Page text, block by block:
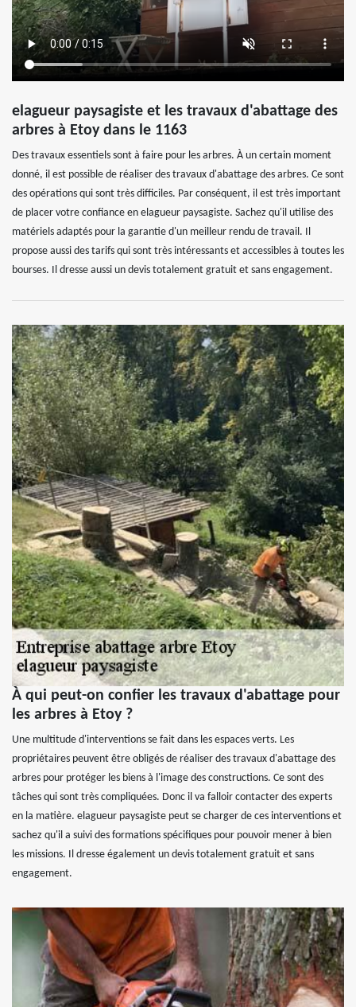
elagueur paysagiste et les travaux d'abattage des
arbres à Etoy dans le 1163
Des travaux essentiels sont à faire pour les arbres. À un certain moment
donné, il est possible de réaliser des travaux d'abattage des arbres. Ce sont
des opérations qui sont très difficiles. Par conséquent, il est très important
de placer votre confiance en elagueur paysagiste. Sachez qu'il utilise des
matériels adaptés pour la garantie d'un meilleur rendu de travail. Il
propose aussi des tarifs qui sont très intéressants et accessibles à toutes les
bourses. Il dresse aussi un devis totalement gratuit et sans engagement.
À qui peut-on confier les travaux d'abattage pour
les arbres à Etoy ?
Une multitude d'interventions se fait dans les espaces verts. Les
propriétaires peuvent être obligés de réaliser des travaux d'abattage des
arbres pour protéger les biens à l'image des constructions. Ce sont des
tâches qui sont très compliquées. Donc il va falloir contacter des experts
en la matière. elagueur paysagiste peut se charger de ces interventions et
sachez qu'il a suivi des formations spécifiques pour pouvoir mener à bien
les missions. Il dresse également un devis totalement gratuit et sans
engagement.